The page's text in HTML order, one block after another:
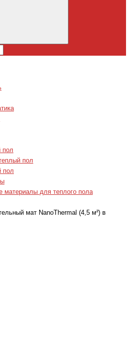
пол
пол
пол
материалы для теплого пола
мат NanoThermal (4,5 м²) в